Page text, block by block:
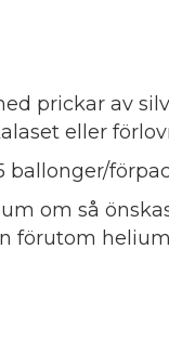
prickar av
eller
ballonger/
om så
förutom